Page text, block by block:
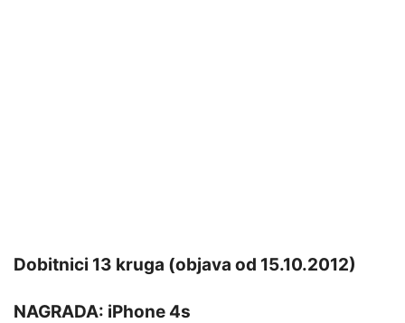
Dobitnici 13 kruga (objava od 15.10.2012)
NAGRADA: iPhone 4s